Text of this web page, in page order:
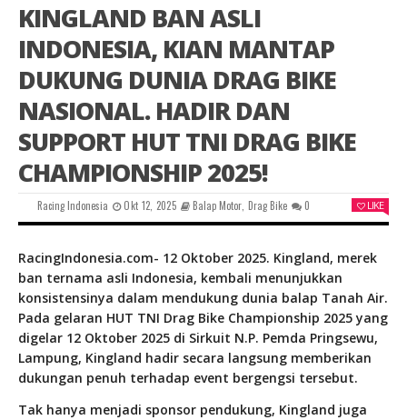
KINGLAND BAN ASLI
INDONESIA, KIAN MANTAP
DUKUNG DUNIA DRAG BIKE
NASIONAL. HADIR DAN
SUPPORT HUT TNI DRAG BIKE
CHAMPIONSHIP 2025!
Racing Indonesia Okt 12, 2025 Balap Motor, Drag Bike 0 LIKE
RacingIndonesia.com- 12 Oktober 2025. Kingland, merek
ban ternama asli Indonesia, kembali menunjukkan
konsistensinya dalam mendukung dunia balap Tanah Air.
Pada gelaran HUT TNI Drag Bike Championship 2025 yang
digelar 12 Oktober 2025 di Sirkuit N.P. Pemda Pringsewu,
Lampung, Kingland hadir secara langsung memberikan
dukungan penuh terhadap event bergengsi tersebut.
Tak hanya menjadi sponsor pendukung, Kingland juga